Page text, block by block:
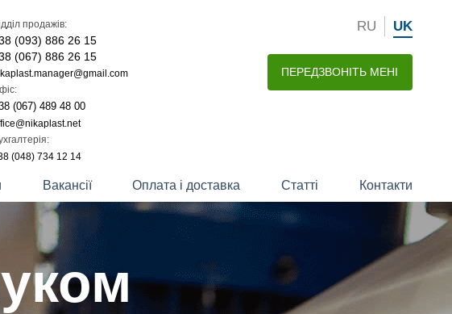
продажів:
(093) 886 26 15
(067) 886 26 15
(067) 489 48 00
(048) 734 12 14
UK
RU
ПЕРЕДЗВОНІТЬ МЕНІ
Вакансії Оплата і доставка Статті Контакти